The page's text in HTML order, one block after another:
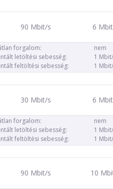
90 Mbit/s 6
forgalom:
nem
letöltési sebesség:
1
feltöltési sebesség:
1
30 Mbit/s 6
forgalom:
nem
letöltési sebesség:
1
feltöltési sebesség:
1
90 Mbit/s 10